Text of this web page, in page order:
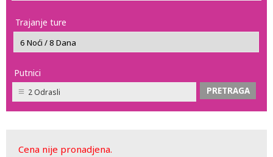
Trajanje ture
Putnici
2 Odrasli
Cena nije pronadjena.